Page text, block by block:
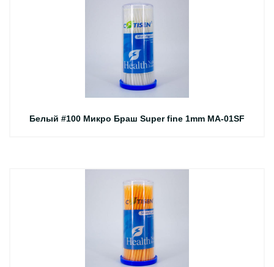
Белый #100 Микро Браш Super fine 1mm MA-01SF